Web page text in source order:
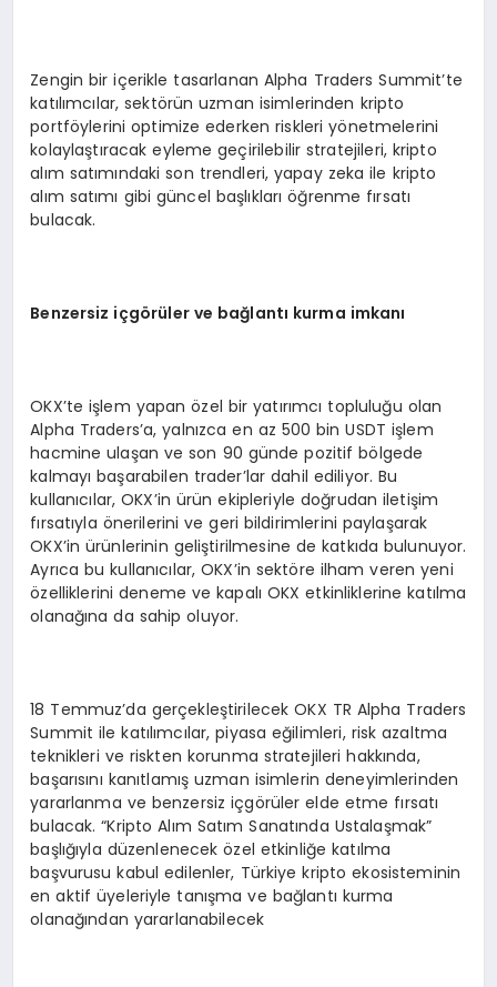
Zengin bir içerikle tasarlanan Alpha Traders Summit’te
katılımcılar, sektörün uzman isimlerinden kripto
portföylerini optimize ederken riskleri yönetmelerini
kolaylaştıracak eyleme geçirilebilir stratejileri, kripto
alım satımındaki son trendleri, yapay zeka ile kripto
alım satımı gibi güncel başlıkları öğrenme fırsatı
bulacak.
Benzersiz içgörüler ve bağlantı kurma imkanı
OKX’te işlem yapan özel bir yatırımcı topluluğu olan
Alpha Traders’a, yalnızca en az 500 bin USDT işlem
hacmine ulaşan ve son 90 günde pozitif bölgede
kalmayı başarabilen trader’lar dahil ediliyor. Bu
kullanıcılar, OKX’in ürün ekipleriyle doğrudan iletişim
fırsatıyla önerilerini ve geri bildirimlerini paylaşarak
OKX’in ürünlerinin geliştirilmesine de katkıda bulunuyor.
Ayrıca bu kullanıcılar, OKX’in sektöre ilham veren yeni
özelliklerini deneme ve kapalı OKX etkinliklerine katılma
olanağına da sahip oluyor.
18 Temmuz’da gerçekleştirilecek OKX TR Alpha Traders
Summit ile katılımcılar, piyasa eğilimleri, risk azaltma
teknikleri ve riskten korunma stratejileri hakkında,
başarısını kanıtlamış uzman isimlerin deneyimlerinden
yararlanma ve benzersiz içgörüler elde etme fırsatı
bulacak. “Kripto Alım Satım Sanatında Ustalaşmak”
başlığıyla düzenlenecek özel etkinliğe katılma
başvurusu kabul edilenler, Türkiye kripto ekosisteminin
en aktif üyeleriyle tanışma ve bağlantı kurma
olanağından yararlanabilecek